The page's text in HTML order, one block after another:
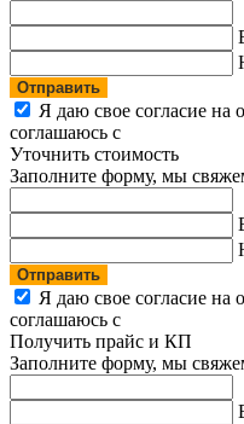
Отправить
Я даю свое согласие на
соглашаюсь с
Уточнить стоимость
Заполните форму, мы
Отправить
Я даю свое согласие на
соглашаюсь с
Получить прайс и КП
Заполните форму, мы